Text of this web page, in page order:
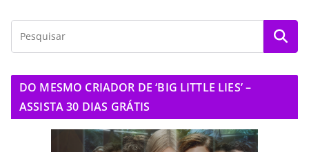
DO MESMO CRIADOR DE ‘BIG LITTLE LIES’ –
ASSISTA 30 DIAS GRÁTIS